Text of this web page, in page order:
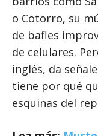
o Cotorro, su
de bafles
de celulares.
inglés, da
tiene por qué
esquinas del